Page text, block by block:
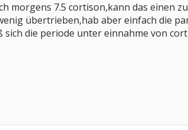
morgens 7.5 cortison,kann das einen
übertrieben,hab aber einfach die
die periode unter einnahme von